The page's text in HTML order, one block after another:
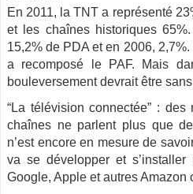
En 2011, la TNT a représenté
et les chaînes historiques
15,2% de PDA et en 2006,
a recomposé le PAF. Mais
bouleversement devrait être
“La télévision connectée” :
chaînes ne parlent plus que
n’est encore en mesure de
va se développer et
Google, Apple et autres Amazon